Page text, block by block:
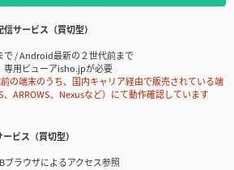
サービス（買切型）
で / Android最新の２世代前まで
用ビューアisho.jpが必要
端末のうち、国内キャリア経由で販売されている端
、ARROWS、Nexusなど）にて動作確認しています
ビス（買切型）
ラウザによるアクセス参照